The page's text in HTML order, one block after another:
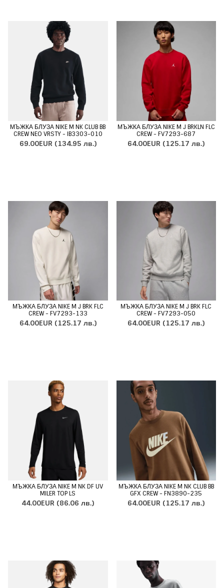
МЪЖКА БЛУЗА NIKE M NK CLUB BB
CREW NEO VRSTY - IB3303-010
69.00EUR (134.95 лв.)
МЪЖКА БЛУЗА NIKE M J BRKLN FLC
CREW - FV7293-687
64.00EUR (125.17 лв.)
МЪЖКА БЛУЗА NIKE M J BRK FLC
CREW - FV7293-133
64.00EUR (125.17 лв.)
МЪЖКА БЛУЗА NIKE M J BRK FLC
CREW - FV7293-050
64.00EUR (125.17 лв.)
МЪЖКА БЛУЗА NIKE M NK DF UV
MILER TOP LS
44.00EUR (86.06 лв.)
МЪЖКА БЛУЗА NIKE M NK CLUB BB
GFX CREW - FN3890-235
64.00EUR (125.17 лв.)